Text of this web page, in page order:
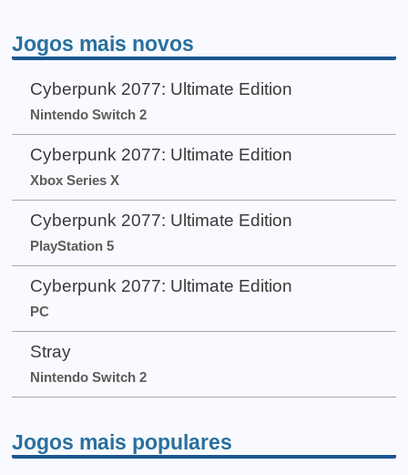
Jogos mais novos
Cyberpunk 2077: Ultimate Edition
Nintendo Switch 2
Cyberpunk 2077: Ultimate Edition
Xbox Series X
Cyberpunk 2077: Ultimate Edition
PlayStation 5
Cyberpunk 2077: Ultimate Edition
PC
Stray
Nintendo Switch 2
Jogos mais populares